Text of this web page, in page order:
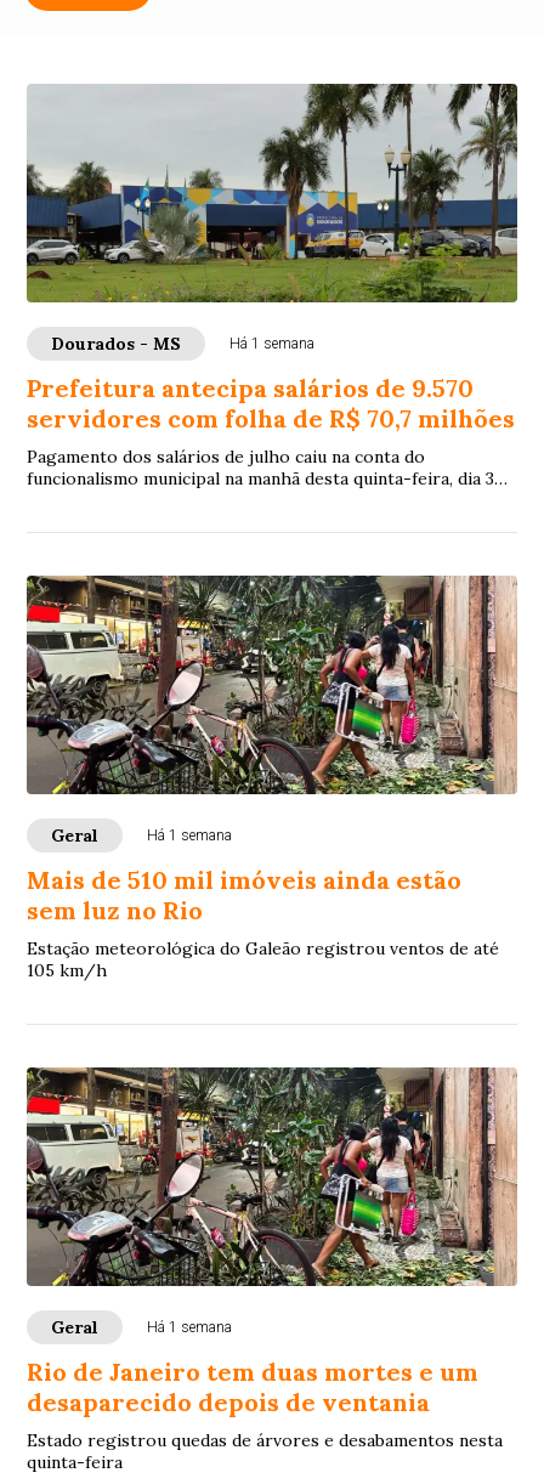
Dourados - MS Há 1 semana
Prefeitura antecipa salários de 9.570
servidores com folha de R$ 70,7 milhões
Pagamento dos salários de julho caiu na conta do
funcionalismo municipal na manhã desta quinta-feira, dia 30
Geral Há 1 semana
Mais de 510 mil imóveis ainda estão
sem luz no Rio
Estação meteorológica do Galeão registrou ventos de até
105 km/h
Geral Há 1 semana
Rio de Janeiro tem duas mortes e um
desaparecido depois de ventania
Estado registrou quedas de árvores e desabamentos nesta
quinta-feira